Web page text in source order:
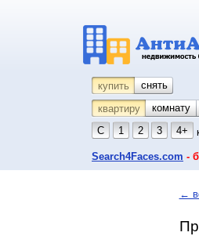
купить снять
квартиру
комнату
С
1 2 3 4+
Search4Faces.com -
←